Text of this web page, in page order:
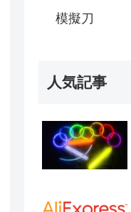
模擬刀
人気記事